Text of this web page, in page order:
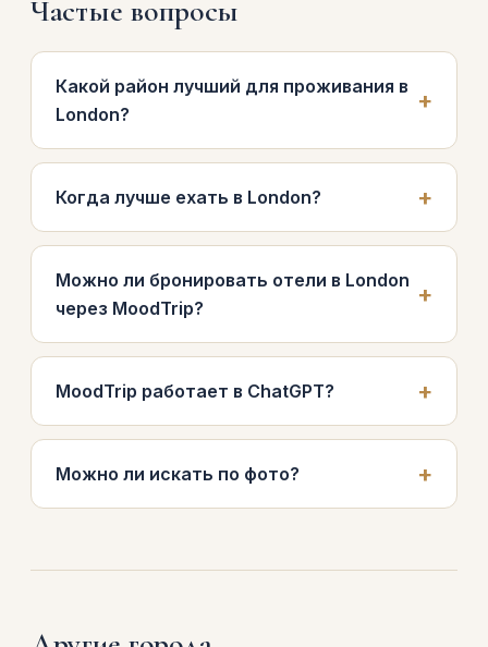
Частые вопросы
Какой район лучший для проживания в
London?
Когда лучше ехать в London?
Можно ли бронировать отели в London
через MoodTrip?
MoodTrip работает в ChatGPT?
Можно ли искать по фото?